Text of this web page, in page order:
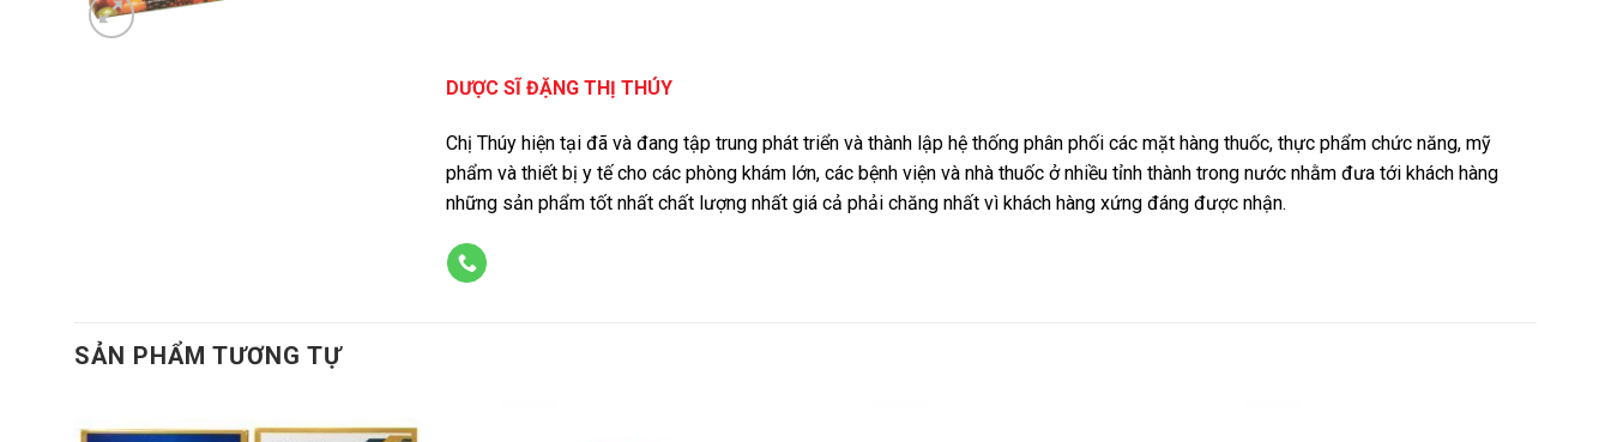
DƯỢC SĨ ĐẶNG THỊ THÚY
Chị Thúy hiện tại đã và đang tập trung phát triển và thành lập hệ thống phân phối các mặt hàng thuốc, thực phẩm chức năng, mỹ
phẩm và thiết bị y tế cho các phòng khám lớn, các bệnh viện và nhà thuốc ở nhiều tỉnh thành trong nước nhằm đưa tới khách hàng
những sản phẩm tốt nhất chất lượng nhất giá cả phải chăng nhất vì khách hàng xứng đáng được nhận.
SẢN PHẨM TƯƠNG TỰ